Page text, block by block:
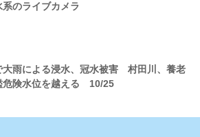
系のライブカメラ
大雨による浸水、冠水被害 村田川、養老
危険水位を越える 10/25